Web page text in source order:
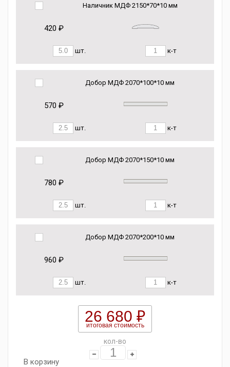
Наличник МДФ 2150*70*10 мм
420 ₽
шт. к-т
Добор МДФ 2070*100*10 мм
570 ₽
шт. к-т
Добор МДФ 2070*150*10 мм
780 ₽
шт. к-т
Добор МДФ 2070*200*10 мм
960 ₽
шт. к-т
26 680 ₽
итоговая стоимость
кол-во
В корзину